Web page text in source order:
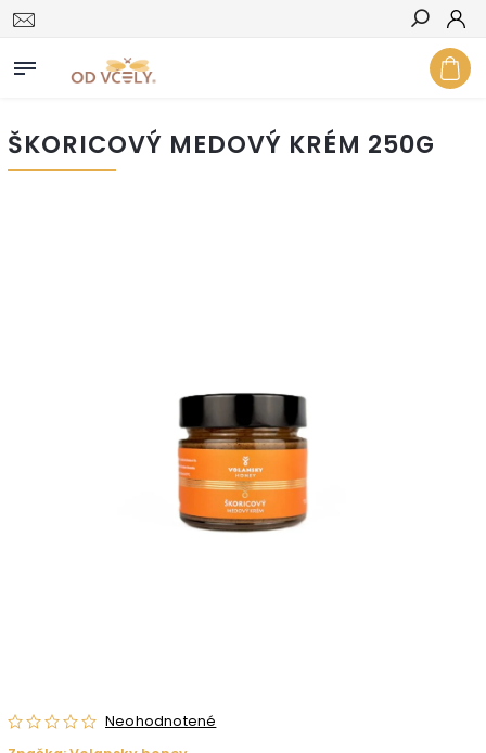
Hľadať
ŠKORICOVÝ MEDOVÝ KRÉM 250G
Neohodnotené